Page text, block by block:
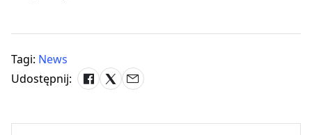
Tagi: News
Udostępnij: